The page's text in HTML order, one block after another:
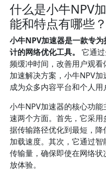
什么是小牛NPV
能和特点有哪些？
小牛NPV加速器是一款专
计的网络优化工具。
它通
频缓冲时间，改善用户观
加速解决方案，小牛NPV加
成为众多内容平台和个人用
小牛NPV加速器的核心功
速两个方面。首先，它采
据传输路径优化到最短，
加载速度。其次，它通过
传输量，确保即使在网络
放体验。